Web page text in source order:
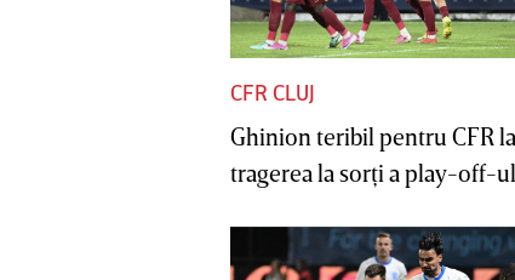
CFR CLUJ
Ghinion teribil pentru CFR la
tragerea la sorţi a play-off-